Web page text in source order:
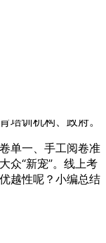
宠”
辅助软件，适用于
培训机构、政府。
单一、手工阅卷准
众“新宠”。线上考
越性呢？小编总结